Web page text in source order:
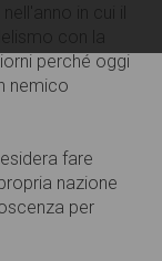
perché oggi
nemico
fare
nazione
per